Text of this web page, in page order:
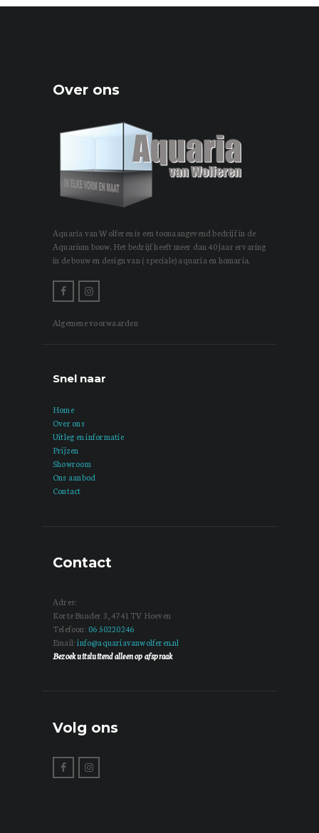
Over ons
Aquaria van Wolferen is een toonaangevend bedrijf in de
Aquarium bouw. Het bedrijf heeft meer dan 40 jaar ervaring
in de bouw en design van ( speciale) aquaria en homaria.
Algemene voorwaarden
Snel naar
Home
Over ons
Uitleg en informatie
Prijzen
Showroom
Ons aanbod
Contact
Contact
Adres:
Korte Bunder 3, 4741 TV Hoeven
Telefoon: 06 50220246
Email:info@aquariavanwolferen.nl
Bezoek uitsluitend alleen op afspraak
Volg ons